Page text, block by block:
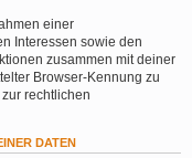
einer
Interessen sowie den
zusammen mit deiner
Browser-Kennung zu
rechtlichen
DATEN